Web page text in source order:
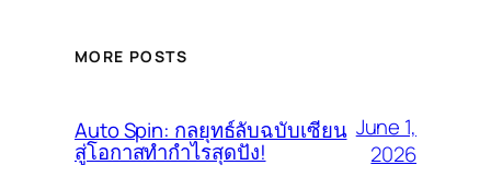
MORE POSTS
Auto Spin: กลยุทธ์ลับฉบับเซียน
สู่โอกาสทำกำไรสุดปัง!
June 1,
2026